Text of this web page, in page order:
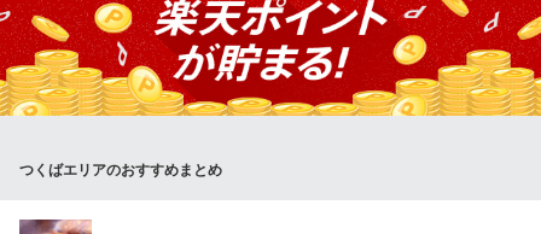
慢料理と香ばしく炭火で焼き上げた焼き鳥！
魚が旨い焼き鳥屋 六
旨い魚と炭火焼き鳥
つくばエクスプレスつくば駅 徒歩2分
つくばエリアのおすすめまとめ